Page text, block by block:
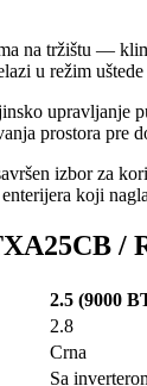
na tržištu —
u režim
upravljanje
prostora pre
izbor za
koji
/
2.5 (9000
2.8
Crna
Sa